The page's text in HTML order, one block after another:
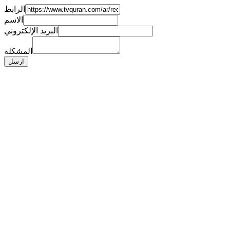
الرابط
الاسم
البريد الإلكتروني
المشكلة
ارسل